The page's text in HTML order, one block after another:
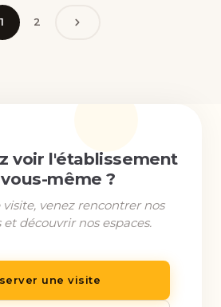
1 2
voir l'établissement
même ?
visite, venez rencontrer nos
découvrir nos espaces.
une visite